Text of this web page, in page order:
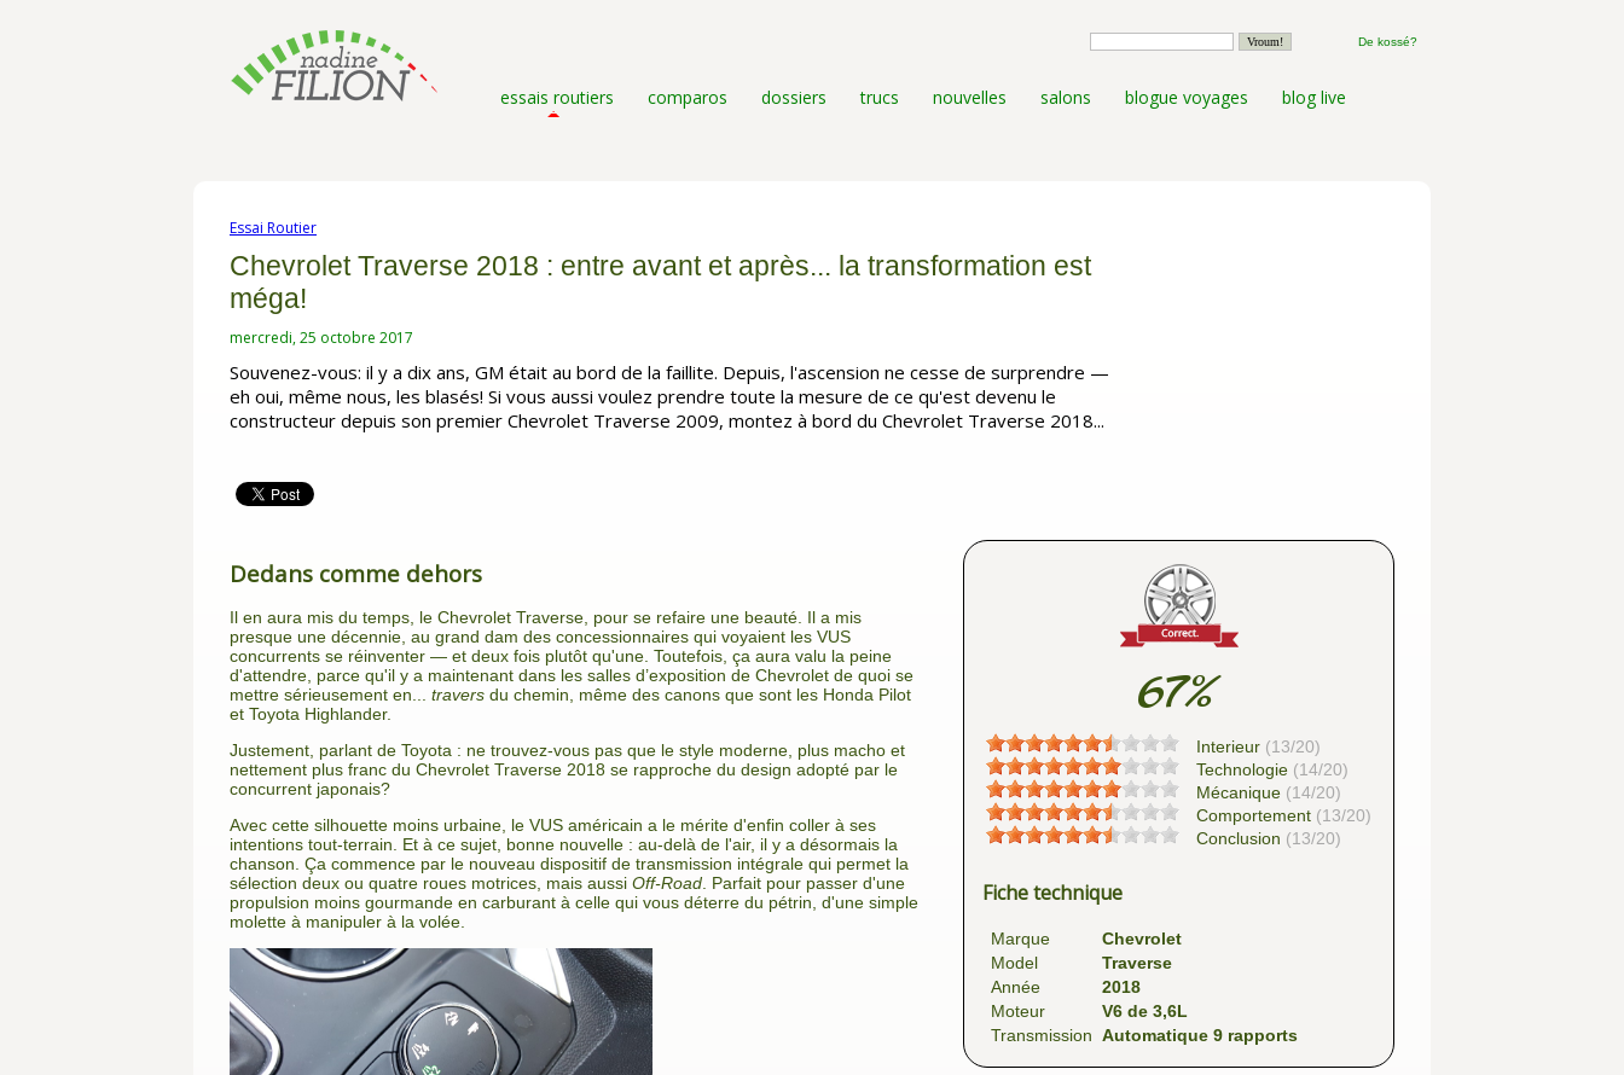
essais routiers comparos dossiers trucs nouvelles salons blogue voyages blog live
De kossé?
Essai Routier
Chevrolet Traverse 2018 : entre avant et après... la transformation est
méga!
mercredi, 25 octobre 2017
Souvenez-vous: il y a dix ans, GM était au bord de la faillite. Depuis, l'ascension ne cesse de surprendre —
eh oui, même nous, les blasés! Si vous aussi voulez prendre toute la mesure de ce qu'est devenu le
constructeur depuis son premier Chevrolet Traverse 2009, montez à bord du Chevrolet Traverse 2018...
67%
Interieur (13/20)
Technologie (14/20)
Mécanique (14/20)
Comportement (13/20)
Conclusion (13/20)
Fiche technique
Marque
Chevrolet
Model
Traverse
Année
2018
Moteur
V6 de 3,6L
Transmission Automatique 9 rapports
Dedans comme dehors
Il en aura mis du temps, le Chevrolet Traverse, pour se refaire une beauté. Il a mis
presque une décennie, au grand dam des concessionnaires qui voyaient les VUS
concurrents se réinventer — et deux fois plutôt qu'une. Toutefois, ça aura valu la peine
d'attendre, parce qu'il y a maintenant dans les salles d’exposition de Chevrolet de quoi se
mettre sérieusement en... travers du chemin, même des canons que sont les Honda Pilot
et Toyota Highlander.
Justement, parlant de Toyota : ne trouvez-vous pas que le style moderne, plus macho et
nettement plus franc du Chevrolet Traverse 2018 se rapproche du design adopté par le
concurrent japonais?
Avec cette silhouette moins urbaine, le VUS américain a le mérite d'enfin coller à ses
intentions tout-terrain. Et à ce sujet, bonne nouvelle : au-delà de l'air, il y a désormais la
chanson. Ça commence par le nouveau dispositif de transmission intégrale qui permet la
sélection deux ou quatre roues motrices, mais aussi Off-Road . Parfait pour passer d'une
propulsion moins gourmande en carburant à celle qui vous déterre du pétrin, d'une simple
molette à manipuler à la volée.